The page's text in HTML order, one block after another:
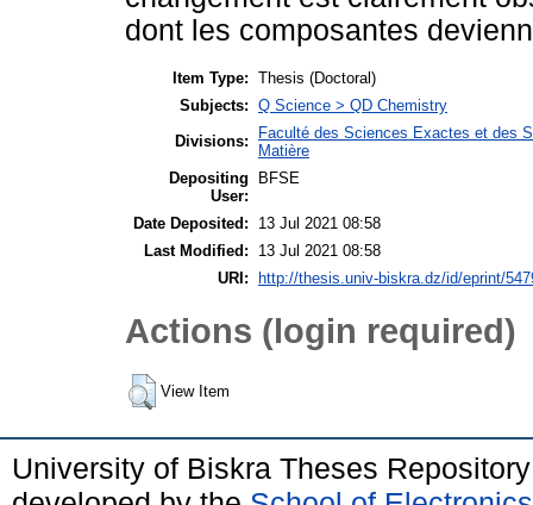
dont les composantes
Item Type: Thesis (Doctoral)
Subjects: Q Science > QD Chemistry
Divisions:
Faculté des Sciences Exactes et des
Matière
Depositing
User:
BFSE
Date Deposited:
13 Jul 2021 08:58
Last Modified:
13 Jul 2021 08:58
URI:
http://thesis.univ-biskra.dz/id/eprint/
Actions (login required)
View Item
University of Biskra Theses